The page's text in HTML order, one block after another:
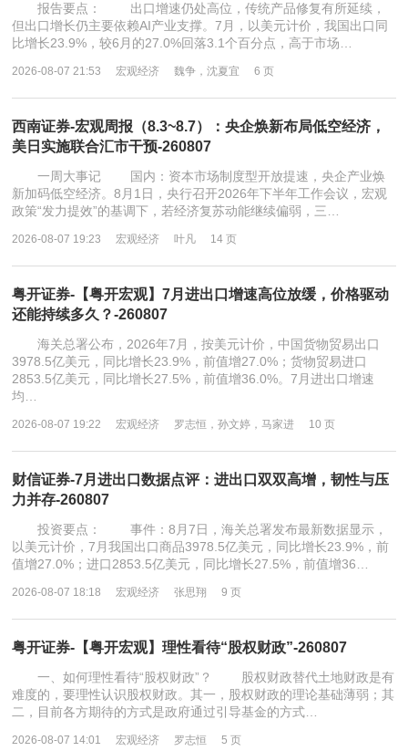
报告要点： 出口增速仍处高位，传统产品修复有所延续，
但出口增长仍主要依赖AI产业支撑。7月，以美元计价，我国出口同
比增长23.9%，较6月的27.0%回落3.1个百分点，高于市场…
2026-08-07 21:53 宏观经济 魏争，沈夏宜 6 页
西南证券-宏观周报（8.3~8.7）：央企焕新布局低空经济，
美日实施联合汇市干预-260807
一周大事记 国内：资本市场制度型开放提速，央企产业焕
新加码低空经济。8月1日，央行召开2026年下半年工作会议，宏观
政策“发力提效”的基调下，若经济复苏动能继续偏弱，三…
2026-08-07 19:23 宏观经济 叶凡 14 页
粤开证券-【粤开宏观】7月进出口增速高位放缓，价格驱动
还能持续多久？-260807
海关总署公布，2026年7月，按美元计价，中国货物贸易出口
3978.5亿美元，同比增长23.9%，前值增27.0%；货物贸易进口
2853.5亿美元，同比增长27.5%，前值增36.0%。7月进出口增速
均…
2026-08-07 19:22 宏观经济 罗志恒，孙文婷，马家进 10 页
财信证券-7月进出口数据点评：进出口双双高增，韧性与压
力并存-260807
投资要点： 事件：8月7日，海关总署发布最新数据显示，
以美元计价，7月我国出口商品3978.5亿美元，同比增长23.9%，前
值增27.0%；进口2853.5亿美元，同比增长27.5%，前值增36…
2026-08-07 18:18 宏观经济 张思翔 9 页
粤开证券-【粤开宏观】理性看待“股权财政”-260807
一、如何理性看待“股权财政”？ 股权财政替代土地财政是有
难度的，要理性认识股权财政。其一，股权财政的理论基础薄弱；其
二，目前各方期待的方式是政府通过引导基金的方式…
2026-08-07 14:01 宏观经济 罗志恒 5 页